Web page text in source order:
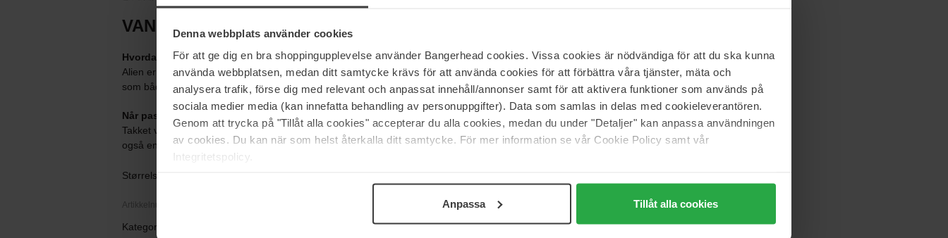
Denna webbplats använder cookies
För att ge dig en bra shoppingupplevelse använder Bangerhead cookies. Vissa cookies är nödvändiga för att du ska kunna
använda webbplatsen, medan ditt samtycke krävs för att använda cookies för att förbättra våra tjänster, mäta och
analysera trafik, förse dig med relevant och anpassat innehåll/annonser samt för att aktivera funktioner som används på
sociala medier media (kan innefatta behandling av personuppgifter). Data som samlas in delas med cookieleverantören.
Genom att trycka på "Tillåt alla cookies" accepterar du alla cookies, medan du under "Detaljer" kan anpassa användningen
av cookies. Du kan när som helst återkalla ditt samtycke. För mer information se vår Cookie Policy samt vår
Integritetspolicy.
Anpassa Tillåt alla cookies
VANLIGE SPØRSMÅL
Hvordan dufter Mugler Alien Eau de Parfum?
Alien er en floral og treaktig duft dominert av solfylt jasmin, kashmirtre og varm ambra. Den oppleves
som både dyp, mystisk og sensuell på huden.
Når passer det best å bruke Mugler Alien?
Takket være sin intensitet og varme er den ideell for kveldsbruk og spesielle anledninger. Den er
også en perfekt følgesvenn gjennom de kjøligere årstidene når du ønsker en duft med mer fylde.
Størrelse: 60 ml
Kategorier: